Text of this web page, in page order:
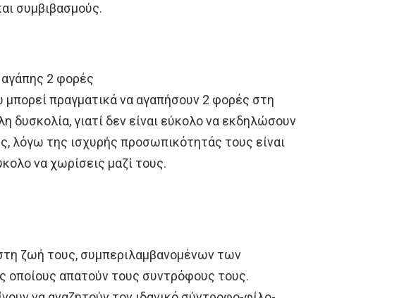
συμβιβασμούς.
αγάπης 2 φορές
πραγματικά να αγαπήσουν 2 φορές στη
δυσκολία, γιατί δεν είναι εύκολο να εκδηλώσουν
λόγω της ισχυρής προσωπικότητάς τους είναι
να χωρίσεις μαζί τους.
ζωή τους, συμπεριλαμβανομένων των
απατούν τους συντρόφους τους.